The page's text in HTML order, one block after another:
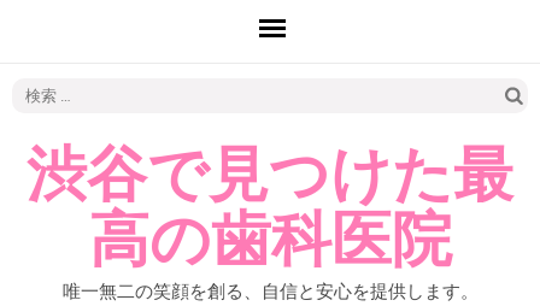
索:
渋谷で見つけた最
高の歯科医院
唯一無二の笑顔を創る、自信と安心を提供します。